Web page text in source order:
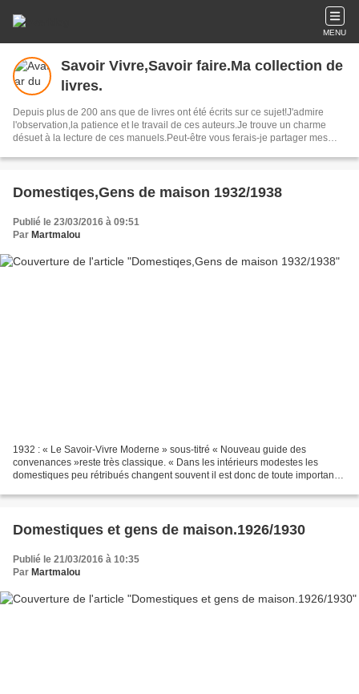
MENU
Savoir Vivre,Savoir faire.Ma collection de
livres.
Depuis plus de 200 ans que de livres ont été écrits sur ce sujet!J'admire
l'observation,la patience et le travail de ces auteurs.Je trouve un charme
désuet à la lecture de ces manuels.Peut-être vous ferais-je partager mes
Domestiqes,Gens de maison 1932/1938
Publié le 23/03/2016 à 09:51
Par Martmalou
1932 : « Le Savoir-Vivre Moderne » sous-titré « Nouveau guide des
convenances »reste très classique. « Dans les intérieurs modestes les
domestiques peu rétribués changent souvent il est donc de toute importance
Domestiques et gens de maison.1926/1930
Publié le 21/03/2016 à 10:35
Par Martmalou